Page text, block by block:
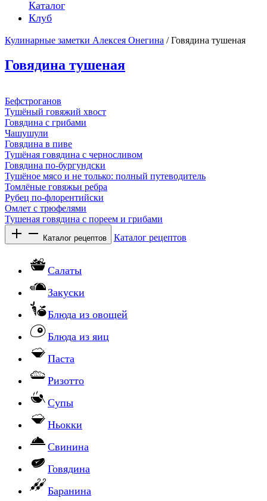
Каталог
Клуб
Кулинарные заметки Алексея Онегина / Говядина тушеная
Говядина тушеная
Бефстроганов
Тушёный говяжий хвост
Говядина с грибами
Чашушули
Говядина в пиве
Тушёная говядина с черносливом
Говядина по-бургундски
Тушёное мясо и не только: полный путеводитель
Томлёные говяжьи ребра
Рубец по-флорентийски
Омлет с трюфелями
Тушеная говядина с пореем и грибами
Каталог рецептов Каталог рецептов
Салаты
Закуски
Блюда из овощей
Блюда из яиц
Паста
Ризотто
Супы
Ньокки
Свинина
Говядина
Баранина